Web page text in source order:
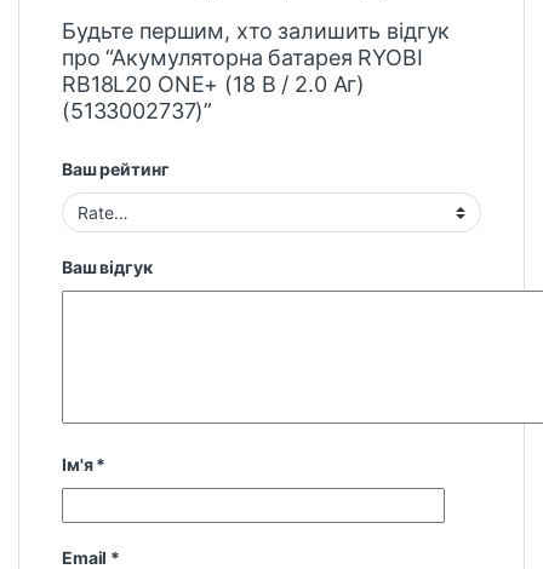
Будьте першим, хто залишить відгук
про “Акумуляторна батарея RYOBI
RB18L20 ONE+ (18 В / 2.0 Аг)
(5133002737)”
Ваш рейтинг
Ваш відгук
Ім'я*
Email *